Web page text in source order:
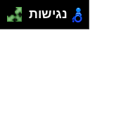
נגישות